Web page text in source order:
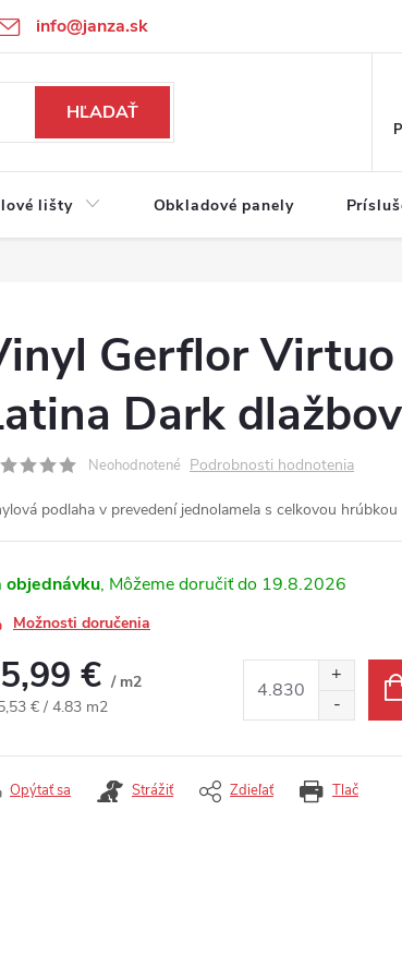
info@janza.skPodmienky ochrany osobných údajov
HĽADAŤ
lišty Obkladové panely
Gerflor
Dark
Neohodnotené Podrobnosti hodnotenia
podlaha v prevedení jednolamela s celkovou
objednávku 19.8.2026
Možnosti doručenia
€ / m2
cena:
€ / 4.83 m2
Tlač
Opýtať sa Strážiť Zdieľať